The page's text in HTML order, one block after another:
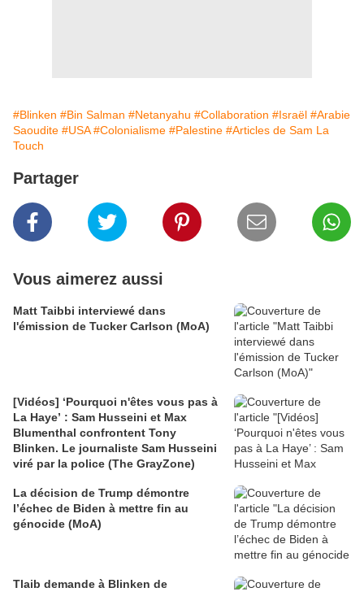
#Blinken #Bin Salman #Netanyahu #Collaboration #Israël #Arabie
Saoudite #USA #Colonialisme #Palestine #Articles de Sam La
Touch
Partager
Vous aimerez aussi
Matt Taibbi interviewé dans
l'émission de Tucker Carlson (MoA)
[Vidéos] ‘Pourquoi n'êtes vous pas à
La Haye’ : Sam Husseini et Max
Blumenthal confrontent Tony
Blinken. Le journaliste Sam Husseini
viré par la police (The GrayZone)
La décision de Trump démontre
l’échec de Biden à mettre fin au
génocide (MoA)
Tlaib demande à Blinken de